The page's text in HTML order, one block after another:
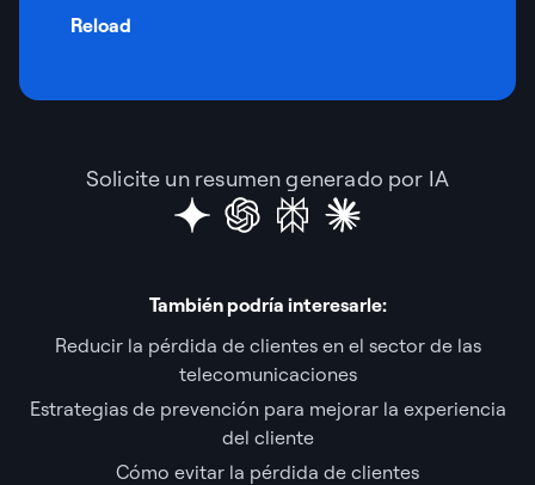
Reload
Solicite un resumen generado por IA
También podría interesarle:
Reducir la pérdida de clientes en el sector de las
telecomunicaciones
Estrategias de prevención para mejorar la experiencia
del cliente
Cómo evitar la pérdida de clientes